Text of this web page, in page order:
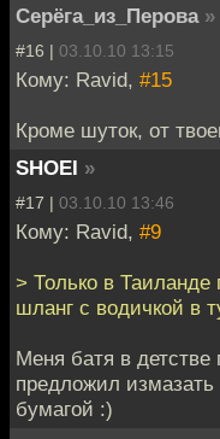
Серёга_из_Перова »
#16 | 03.10.10 13:15
Кому: Ravid, #15
Кроме шуток, от
SHOEI »
#17 | 03.10.10 13:46
Кому: Ravid, #9
> Только в Таиланде
шланг с водичкой в
Меня батя в
предложил измазать
бумагой :)